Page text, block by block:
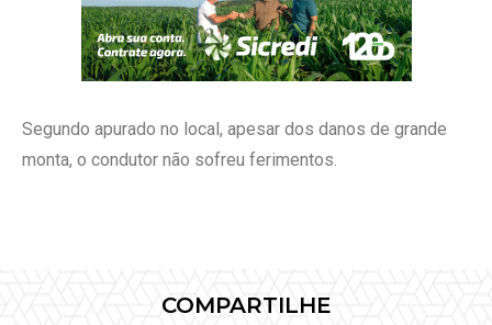
Segundo apurado no local, apesar dos danos de grande
monta, o condutor não sofreu ferimentos.
COMPARTILHE